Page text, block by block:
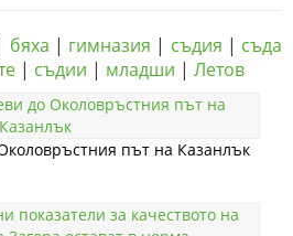
бяха | гимназия | съдия | съда
| съдии | младши | Летов
път на Казанлък